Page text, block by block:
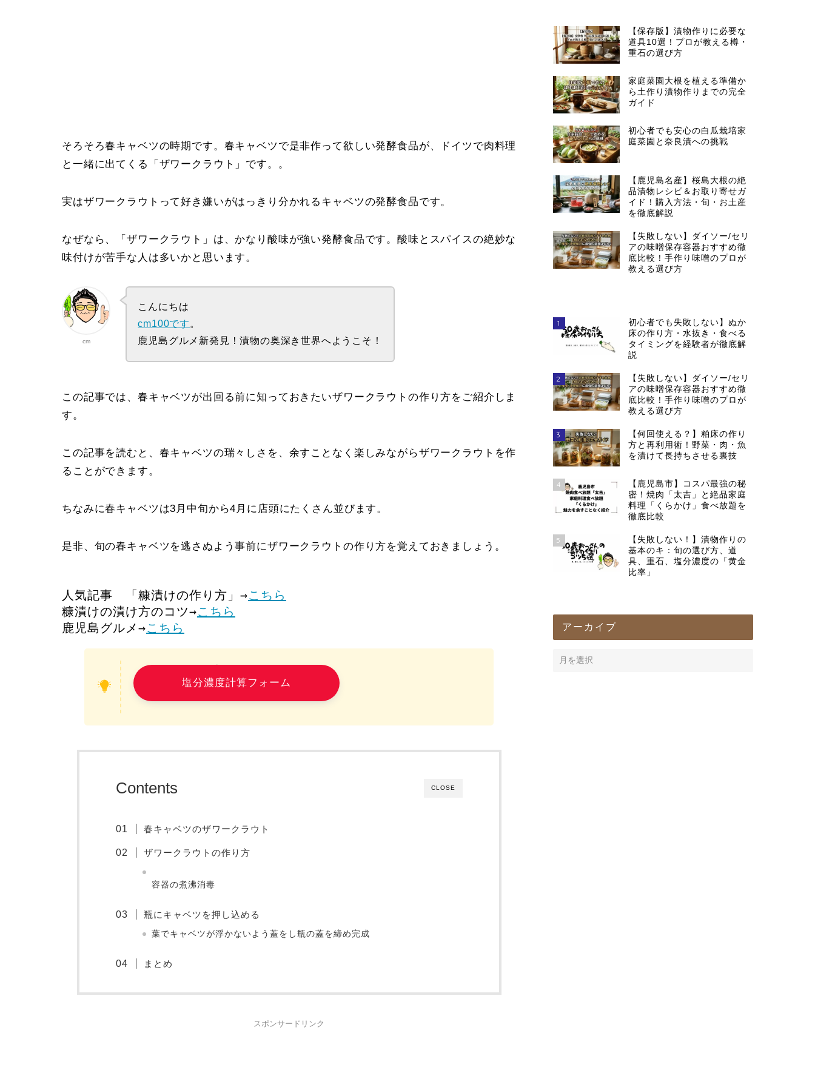
そろそろ春キャベツの時期です。春キャベツで是非作って欲しい発酵食品が、ドイツで肉料理
と一緒に出てくる「ザワークラウト」です。。
実はザワークラウトって好き嫌いがはっきり分かれるキャベツの発酵食品です。
なぜなら、「ザワークラウト」は、かなり酸味が強い発酵食品です。酸味とスパイスの絶妙な
味付けが苦手な人は多いかと思います。
cm
こんにちは
cm100です 。
鹿児島グルメ新発見！漬物の奥深き世界へようこそ！
この記事では、春キャベツが出回る前に知っておきたいザワークラウトの作り方をご紹介しま
す。
この記事を読むと、春キャベツの瑞々しさを、余すことなく楽しみながらザワークラウトを作
ることができます。
ちなみに春キャベツは3月中旬から4月に店頭にたくさん並びます。
是非、旬の春キャベツを逃さぬよう事前にザワークラウトの作り方を覚えておきましょう。
人気記事　「糠漬けの作り方」→こちら
糠漬けの漬け方のコツ→こちら
鹿児島グルメ→こちら
塩分濃度計算フォーム
CLOSE
Contents
春キャベツのザワークラウト
ザワークラウトの作り方
容器の煮沸消毒
瓶にキャベツを押し込める
葉でキャベツが浮かないよう蓋をし瓶の蓋を締め完成
まとめ
スポンサードリンク
【保存版】漬物作りに必要な
道具10選！プロが教える樽・
重石の選び方
家庭菜園大根を植える準備か
ら土作り漬物作りまでの完全
ガイド
初心者でも安心の白瓜栽培家
庭菜園と奈良漬への挑戦
【鹿児島名産】桜島大根の絶
品漬物レシピ＆お取り寄せガ
イド！購入方法・旬・お土産
を徹底解説
【失敗しない】ダイソー/セリ
アの味噌保存容器おすすめ徹
底比較！手作り味噌のプロが
教える選び方
1
初心者でも失敗しない】ぬか
床の作り方・水抜き・食べる
タイミングを経験者が徹底解
説
2
【失敗しない】ダイソー/セリ
アの味噌保存容器おすすめ徹
底比較！手作り味噌のプロが
教える選び方
3
【何回使える？】粕床の作り
方と再利用術！野菜・肉・魚
を漬けて長持ちさせる裏技
4
【鹿児島市】コスパ最強の秘
密！焼肉「太吉」と絶品家庭
料理「くらかけ」食べ放題を
徹底比較
5
【失敗しない！】漬物作りの
基本のキ：旬の選び方、道
具、重石、塩分濃度の「黄金
比率」
アーカイブ